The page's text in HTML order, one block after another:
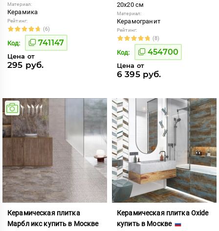
Материал:
Керамика
Рейтинг:
(6)
Код: 741147
Цена от
295 руб.
20x20 см
Материал:
Керамогранит
Рейтинг:
(8)
Код: 454700
Цена от
6 395 руб.
Керамическая плитка
Марбл икс купить в Москве
Керамическая плитка Oxide
купить в Москве